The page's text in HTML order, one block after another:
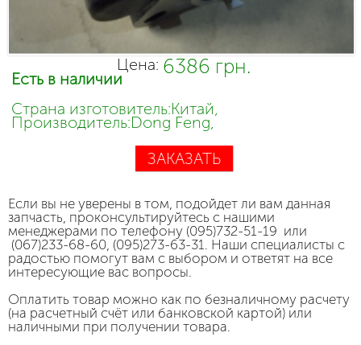
Цена: 6386 грн.
Есть в наличии
Страна изготовитель:Китай,
Производитель:Dong Feng,
ЗАКАЗАТЬ
Если вы не уверены в том, подойдет ли вам данная
запчасть, проконсультируйтесь с нашими
менеджерами по телефону (095)732-51-19 или
(067)233-68-60, (095)273-63-31. Наши специалисты с
радостью помогут вам с выбором и ответят на все
интересующие вас вопросы.
Оплатить товар можно как по безналичному расчету
(на расчетный счёт или банковской картой) или
наличными при получении товара.